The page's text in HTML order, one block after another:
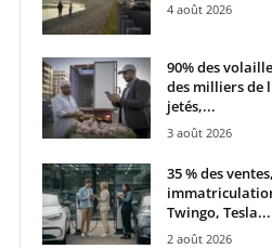
4 août 2026
90% des
des milliers de
jetés,...
3 août 2026
35 % des
Twingo, Tesla...
2 août 2026